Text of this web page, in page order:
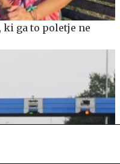
ki ga to poletje ne